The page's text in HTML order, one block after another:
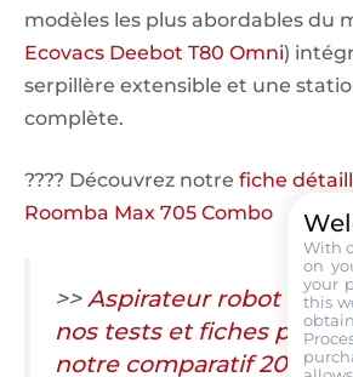
modèles les plus abordables du
Ecovacs Deebot T80 Omni)
serpillère extensible et une
complète.
???? Découvrez notre fiche
Roomba Max 705 Combo
>> Aspirateur robot :
nos tests et fiches
notre comparatif 2026
With
on
your
this